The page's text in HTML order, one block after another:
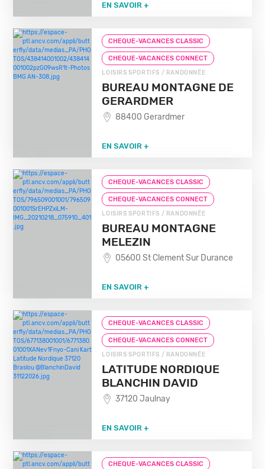
EN SAVOIR +
CHEQUE-VACANCES CLASSIC
CHEQUE-VACANCES CONNECT
LOISIRS SPORTIFS / RANDONNÉE
BUREAU MONTAGNE DE
GERARDMER
88400 Gerardmer
EN SAVOIR +
CHEQUE-VACANCES CLASSIC
CHEQUE-VACANCES CONNECT
LOISIRS SPORTIFS / RANDONNÉE
BUREAU MONTAGNE
MELEZIN
05600 St Clement Sur Durance
EN SAVOIR +
CHEQUE-VACANCES CLASSIC
CHEQUE-VACANCES CONNECT
LOISIRS SPORTIFS / RANDONNÉE
LATITUDE NORDIQUE
BLANCHIN DAVID
37120 Jaulnay
EN SAVOIR +
CHEQUE-VACANCES CLASSIC